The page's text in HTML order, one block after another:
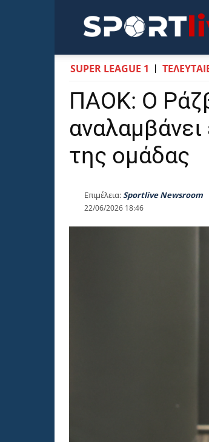
SUPER LEAGUE 1
ΠΑΟΚ: Ο
αναλαμβάνει
της ομάδας
Επιμέλεια:Sportlive Newsroom
22/06/2026 18:46